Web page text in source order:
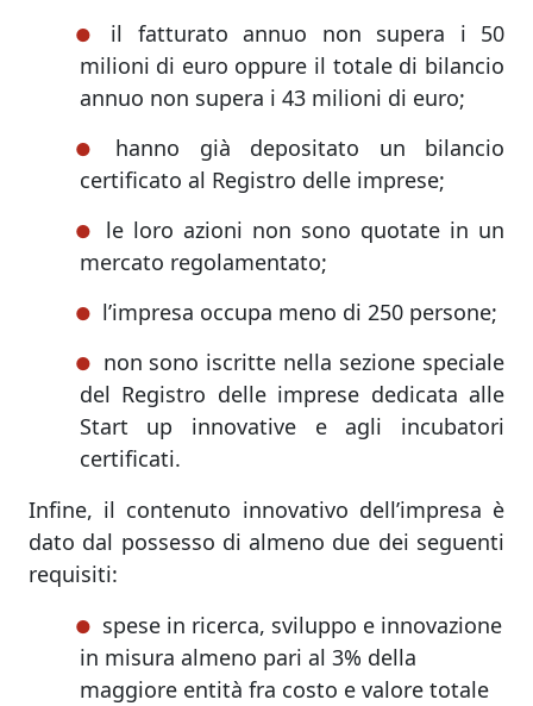
il fatturato annuo non supera i 50
milioni di euro oppure il totale di bilancio
annuo non supera i 43 milioni di euro;
hanno già depositato un bilancio
certificato al Registro delle imprese;
le loro azioni non sono quotate in un
mercato regolamentato;
l’impresa occupa meno di 250 persone;
non sono iscritte nella sezione speciale
del Registro delle imprese dedicata alle
Start up innovative e agli incubatori
certificati.
Infine, il contenuto innovativo dell’impresa è
dato dal possesso di almeno due dei seguenti
requisiti:
spese in ricerca, sviluppo e innovazione
in misura almeno pari al 3% della
maggiore entità fra costo e valore totale